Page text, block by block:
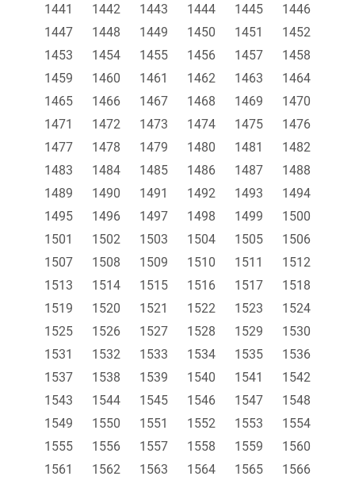
1441
1442 1443 1444 1445
1446
1447
1448 1449 1450 1451
1452
1453
1454 1455 1456 1457
1458
1459
1460 1461 1462 1463
1464
1465
1466 1467 1468 1469
1470
1471
1472 1473 1474 1475
1476
1477
1478 1479 1480 1481
1482
1483
1484 1485 1486 1487
1488
1489
1490 1491 1492 1493
1494
1495
1496 1497 1498 1499
1500
1501
1502 1503 1504 1505
1506
1507
1508 1509 1510 1511
1512
1513
1514 1515 1516 1517
1518
1519
1520 1521 1522 1523
1524
1525
1526 1527 1528 1529
1530
1531
1532 1533 1534 1535
1536
1537
1538 1539 1540 1541
1542
1543
1544 1545 1546 1547
1548
1549
1550 1551 1552 1553
1554
1555
1556 1557 1558 1559
1560
1561
1562 1563 1564 1565
1566